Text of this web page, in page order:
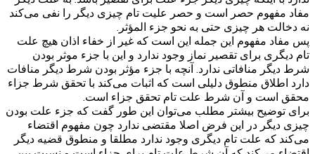
مفاد مفهوم حصر است و حصر علیت تام چیزی دیگر را نفی می‌کند
نه دخالت هر چیزی حتی به نحو جزء المؤثر.
پس مفاد مفهوم این جمله این است که غیر از خفاء اذان هیچ علت
تام دیگری برای تقصیر نماز وجود ندارد و این با جزء موثر بودن
شرط دیگر منافاتی ندارد. آنچه با جزء مؤثر بودن شرط دیگر منافات
دارد اطلاق منطوق دلیلی است که اثبات می‌کند با تحقق شرط جزاء
محقق است و آن شرط علت تام تحقق جزاء است.
برای توضیح بیشتر مطلب می‌توان این طور گفت که جزء علت بودن
چیزی دیگر در این فرض اصلا مقتضی ندارد چون مفهوم اقتضاء
می‌کند که علت تام دیگری وجود ندارد مطلقا و منطوق قضیه دیگر